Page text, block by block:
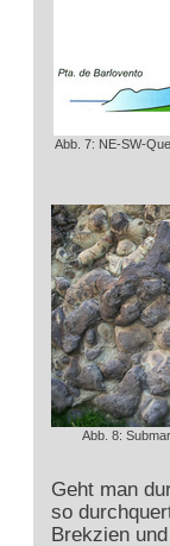
Abb. 7: NE-SW-
Abb. 8:
Geht man
so
Brekzien